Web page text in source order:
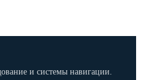
и системы навигации.